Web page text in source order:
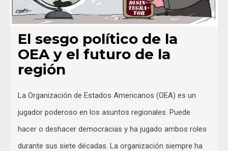
El sesgo político de la
OEA y el futuro de la
región
La Organización de Estados Americanos (OEA) es un
jugador poderoso en los asuntos regionales. Puede
hacer o deshacer democracias y ha jugado ambos roles
durante sus siete décadas. La organización siempre ha